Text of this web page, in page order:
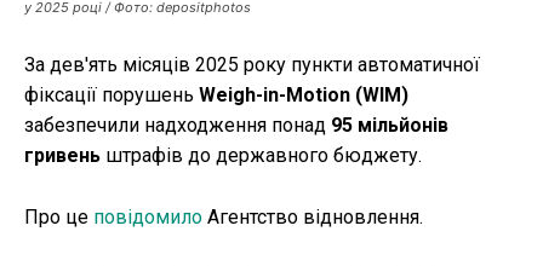
Ми в соц. мережах
у 2025 році / Фото: depositphotos
За дев'ять місяців 2025 року пункти автоматичної
фіксації порушень Weigh-in-Motion (WIM)
забезпечили надходження понад 95 мільйонів
гривень штрафів до державного бюджету.
Про це повідомило Агентство відновлення.